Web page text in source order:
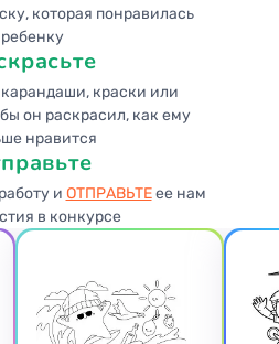
которая понравилась
ребенку
краски или
он раскрасил, как ему
нравится
и ОТПРАВЬТЕ ее нам
в конкурсе